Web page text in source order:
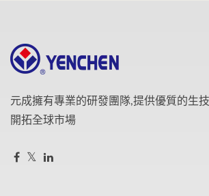
元成擁有專業的研發團隊,提供優質的生
開拓全球市場